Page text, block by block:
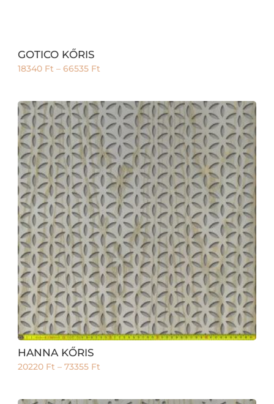
GOTICO KŐRIS
18340 Ft – 66535 Ft
HANNA KŐRIS
20220 Ft – 73355 Ft